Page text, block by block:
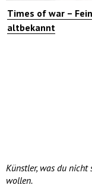
Times of war –
altbekannt
Künstler, was du
wollen.